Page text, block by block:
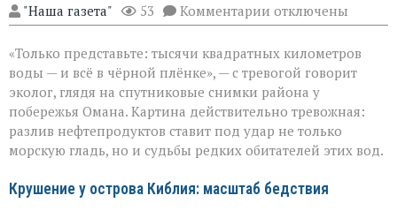
"Наша газета" 53 Комментарии к
записи
в
море:
угроза
для
хрупкой
природы
отключены
«Только представьте: тысячи квадратных километров
воды — и всё в чёрной плёнке», — с тревогой говорит
эколог, глядя на спутниковые снимки района у
побережья Омана. Картина действительно тревожная:
разлив нефтепродуктов ставит под удар не только
морскую гладь, но и судьбы редких обитателей этих вод.
Крушение у острова Киблия: масштаб бедствия